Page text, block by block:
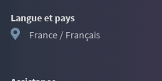
Langue et pays
France / Français